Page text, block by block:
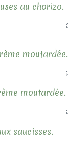
au chorizo.
moutardée.
moutardée.
saucisses.